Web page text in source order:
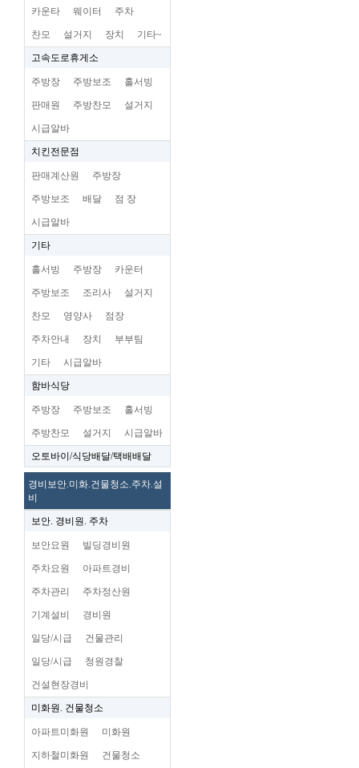
카운타 웨이터 주차
찬모 설거지 장치 기타~
고속도로휴게소
주방장 주방보조 홀서빙
판매원 주방찬모 설거지
시급알바
치킨전문점
판매계산원 주방장
주방보조 배달 점 장
시급알바
기타
홀서빙 주방장 카운터
주방보조 조리사 설거지
찬모 영양사 점장
주차안내 장치 부부팀
기타 시급알바
함바식당
주방장 주방보조 홀서빙
주방찬모 설거지 시급알바
오토바이/식당배달/택배배달
경비보안.미화.건물청소.주차.설
비
보안. 경비원. 주차
보안요원 빌딩경비원
주차요원 아파트경비
주차관리 주차정산원
기계설비 경비원
일당/시급 건물관리
일당/시급 청원경찰
건설현장경비
미화원. 건물청소
아파트미화원 미화원
지하철미화원 건물청소